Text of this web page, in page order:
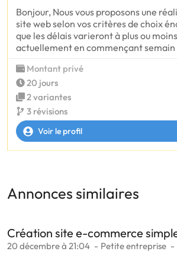
Bonjour, Nous vous proposons une
site web selon vos critères de choix
que les délais varieront à plus ou
actuellement en commençant semain
Montant privé
20 jours
2 variantes
3 révisions
Voir le profil
Annonces similaires
Création site e-commerce
20 décembre à 21:04 Petite entreprise